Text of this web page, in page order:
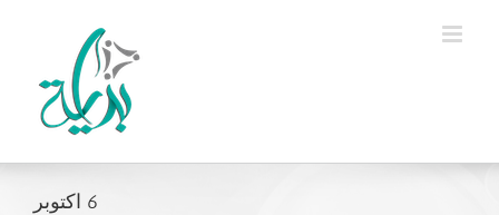
6 اكتوبر